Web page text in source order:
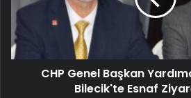
CHP Genel Başkan
Bilecik'te Esnaf